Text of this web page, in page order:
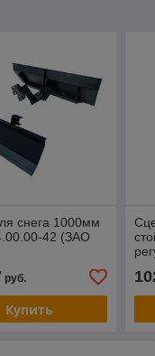
снега 1000мм
42 (ЗАО
руб.
Купить